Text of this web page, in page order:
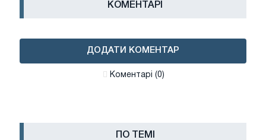
КОМЕНТАРІ
ДОДАТИ КОМЕНТАР
Коментарі (0)
ПО ТЕМІ